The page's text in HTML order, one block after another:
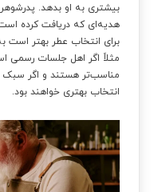
بیشتری به او بدهد.
هدیه‌ای که دریافت کرده
برای انتخاب عطر بهتر است
مثلاً اگر اهل جلسات رسمی
مناسب‌تر هستند و اگر سبک
انتخاب بهتری خواهند بود.